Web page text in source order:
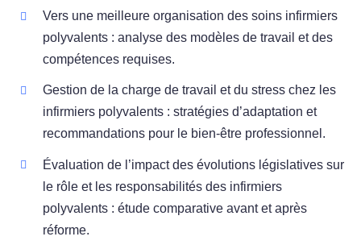
Vers une meilleure organisation des soins infirmiers
polyvalents : analyse des modèles de travail et des
compétences requises.
Gestion de la charge de travail et du stress chez les
infirmiers polyvalents : stratégies d’adaptation et
recommandations pour le bien-être professionnel.
Évaluation de l’impact des évolutions législatives sur
le rôle et les responsabilités des infirmiers
polyvalents : étude comparative avant et après
réforme.